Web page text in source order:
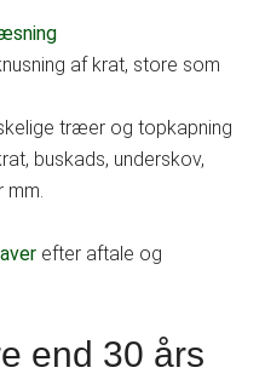
af krat, store som
træer og topkapning
buskads, underskov,
mm.
efter aftale og
end 30 års